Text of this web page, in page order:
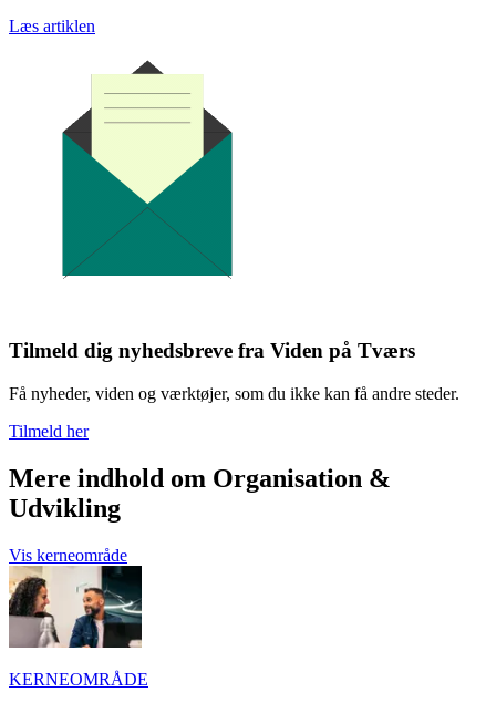
Læs artiklen
Tilmeld dig nyhedsbreve fra Viden på Tværs
Få nyheder, viden og værktøjer, som du ikke kan få andre steder.
Tilmeld her
Mere indhold om Organisation &
Udvikling
Vis kerneområde
KERNEOMRÅDE